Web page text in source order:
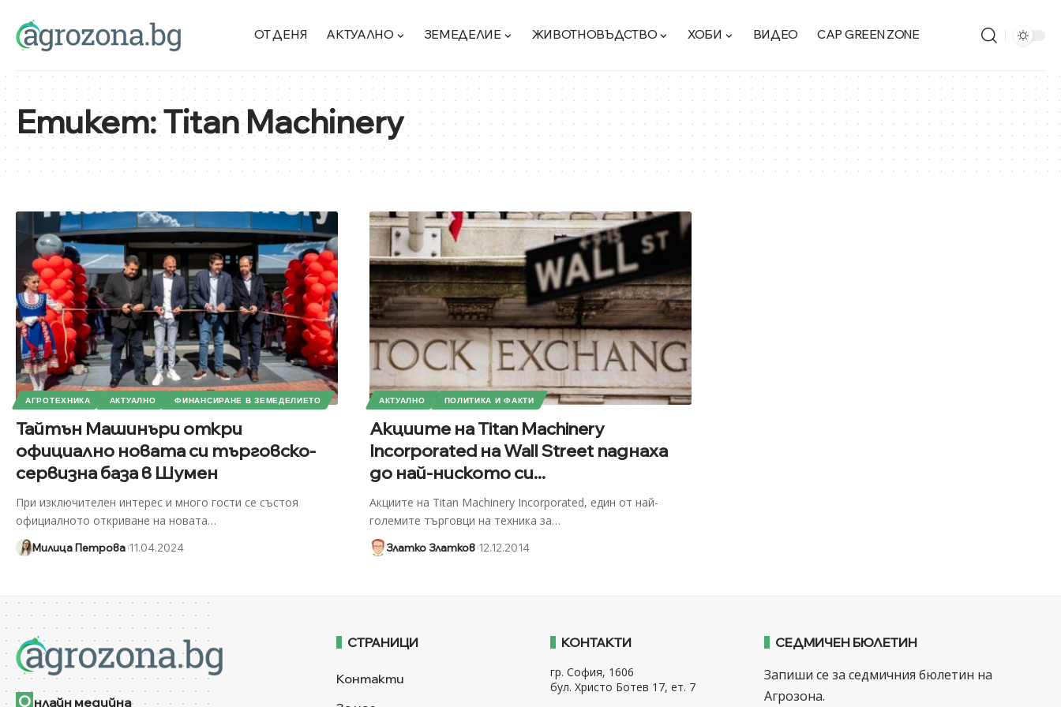
ОТ ДЕНЯ АКТУАЛНО ЗЕМЕДЕЛИЕ ЖИВОТНОВЪДСТВО ХОБИ ВИДЕО CAP GREEN ZONE
Етикет:Titan Machinery
АГРОТЕХНИКА АКТУАЛНО ФИНАНСИРАНЕ В ЗЕМЕДЕЛИЕТО
Тайтън Машинъри откри
официално новата си търговско-
сервизна база в Шумен
При изключителен интерес и много гости се състоя
официалното откриване на новата…
Милица Петрова 11.04.2024
АКТУАЛНО ПОЛИТИКА И ФАКТИ
Акциите на Titan Machinery
Incorporated на Wall Street паднаха
до най-ниското си...
Акциите на Titan Machinery Incorporated, един от най-
големите търговци на техника за…
Златко Златков 12.12.2014
О нлайн медийна
СТРАНИЦИ
Контакти
КОНТАКТИ
гр. София, 1606
бул. Христо Ботев 17, ет. 7
СЕДМИЧЕН БЮЛЕТИН
Запиши се за седмичния бюлетин на
Агрозона.